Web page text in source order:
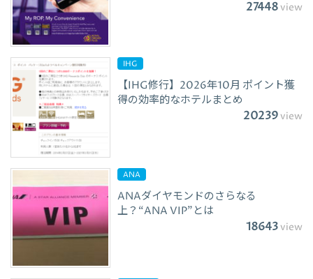
27448view
IHG
【IHG修行】2026年10月 ポイント獲
得の効率的なホテルまとめ
20239view
ANA
ANAダイヤモンドのさらなる
上？“ANA VIP”とは
18643view